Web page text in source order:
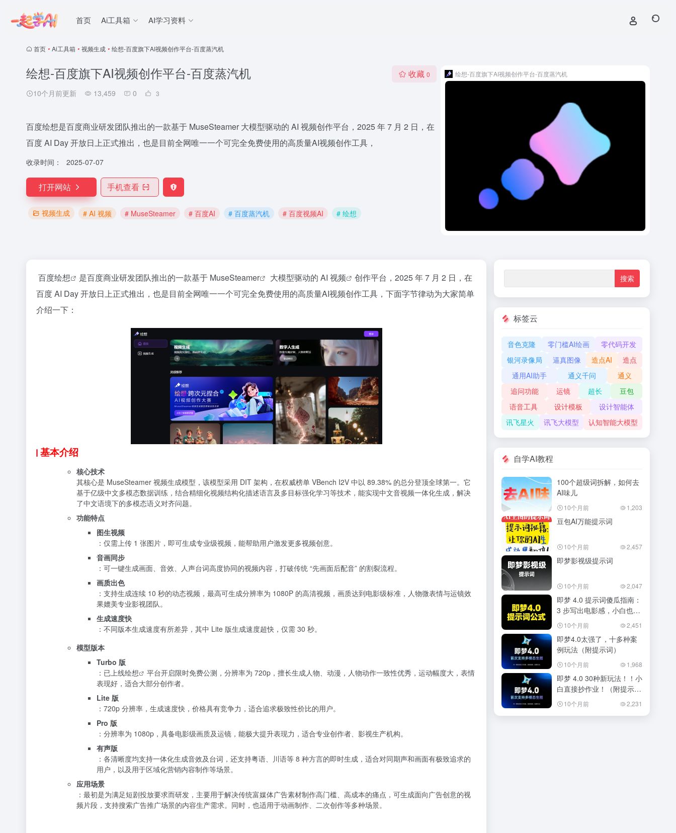
首页 Ai工具箱 AI学习资料
首页 • Ai工具箱 • 视频生成 • 绘想-百度旗下AI视频创作平台-百度蒸汽机
绘想-百度旗下AI视频创作平台-百度蒸汽机
10个月前更新 13,459 0 3
收藏 0
百度绘想是百度商业研发团队推出的一款基于 MuseSteamer 大模型驱动的 AI 视频创作平台，2025 年 7 月 2 日，在
百度 AI Day 开放日上正式推出，也是目前全网唯一一个可完全免费使用的高质量AI视频创作工具，
收录时间： 2025-07-07
打开网站 手机查看
视频生成 # AI 视频 # MuseSteamer # 百度AI # 百度蒸汽机 # 百度视频AI # 绘想
绘想-百度旗下AI视频创作平台-百度蒸汽机
百度绘想 是百度商业研发团队推出的一款基于 MuseSteamer 大模型驱动的 AI 视频
创作平台，2025 年 7 月 2 日，在
百度 AI Day 开放日上正式推出，也是目前全网唯一一个可完全免费使用的高质量AI视频创作工具，下面字节律动为大家简单
介绍一下：
基本介绍
核心技术
其核心是 MuseSteamer 视频生成模型，该模型采用 DIT 架构，在权威榜单 VBench I2V 中以 89.38% 的总分登顶全球第一。它
基于亿级中文多模态数据训练，结合精细化视频结构化描述语言及多目标强化学习等技术，能实现中文音视频一体化生成，解决
了中文语境下的多模态语义对齐问题。
功能特点
图生视频
：仅需上传 1 张图片，即可生成专业级视频，能帮助用户激发更多视频创意。
音画同步
：可一键生成画面、音效、人声台词高度协同的视频内容，打破传统 “先画面后配音” 的割裂流程。
画质出色
：支持生成连续 10 秒的动态视频，最高可生成分辨率为 1080P 的高清视频，画质达到电影级标准，人物微表情与运镜效
果媲美专业影视团队。
生成速度快
：不同版本生成速度有所差异，其中 Lite 版生成速度超快，仅需 30 秒。
模型版本
Turbo 版
：已上线绘想
平台开启限时免费公测，分辨率为 720p，擅长生成人物、动漫，人物动作一致性优秀，运动幅度大，表情
表现好，适合大部分创作者。
Lite 版
：720p 分辨率，生成速度快，价格具有竞争力，适合追求极致性价比的用户。
Pro 版
：分辨率为 1080p，具备电影级画质及运镜，能极大提升表现力，适合专业创作者、影视生产机构。
有声版
：各清晰度均支持一体化生成音效及台词，还支持粤语、川语等 8 种方言的即时生成，适合对同期声和画面有极致追求的
用户，以及用于区域化营销内容制作等场景。
应用场景
：最初是为满足短剧投放要求而研发，主要用于解决传统富媒体广告素材制作高门槛、高成本的痛点，可生成面向广告创意的视
频片段，支持搜索广告推广场景的内容生产需求。同时，也适用于动画制作、二次创作等多种场景。
标签云
音色克隆 零门槛AI绘画
零代码开发
银河录像局
逼真图像 造点AI
造点
通用AI助手
通义千问
通义
追问功能
运镜 超长
豆包
语音工具
设计模板
设计智能体
讯飞星火
讯飞大模型 认知智能大模型
自学AI教程
100个超级词拆解，如何去
AI味儿
10个月前 1,203
豆包AI万能提示词
10个月前 2,457
即梦影视级提示词
10个月前 2,047
即梦 4.0 提示词傻瓜指南：
3 步写出电影感，小白也能
秒会10个月前 2,451
即梦4.0太强了，十多种案
例玩法（附提示词）
10个月前 1,968
即梦 4.0 30种新玩法！！小
白直接抄作业！（附提示
词）10个月前 2,231